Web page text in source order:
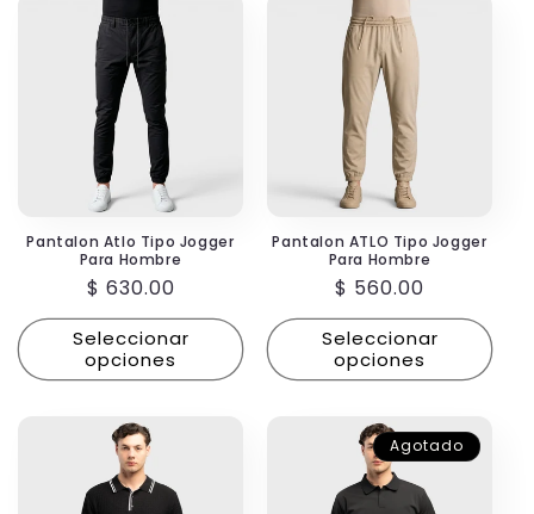
Pantalon Atlo Tipo Jogger
Para Hombre
Precio
habitual
$ 630.00
Seleccionar
opciones
Pantalon ATLO Tipo Jogger
Para Hombre
Precio
habitual
$ 560.00
Seleccionar
opciones
Agotado